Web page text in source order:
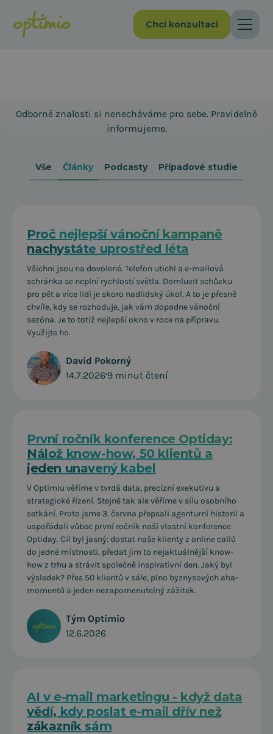
Chci konzultaci
Odborné znalosti si nenecháváme pro sebe. Pravidelně
informujeme.
Vše Články Podcasty Případové studie
Proč nejlepší vánoční kampaně
nachystáte uprostřed léta
Všichni jsou na dovolené. Telefon utichl a e-mailová
schránka se neplní rychlostí světla. Domluvit schůzku
pro pět a více lidí je skoro nadlidský úkol. A to je přesně
chvíle, kdy se rozhoduje, jak vám dopadne vánoční
sezóna. Je to totiž nejlepší okno v roce na přípravu.
Využijte ho.
David Pokorný
14.7.2026•9 minut čtení
První ročník konference Optiday:
Nálož know-how, 50 klientů a
jeden unavený kabel
V Optimiu věříme v tvrdá data, precizní exekutivu a
strategické řízení. Stejně tak ale věříme v sílu osobního
setkání. Proto jsme 3. června přepsali agenturní historii a
uspořádali vůbec první ročník naší vlastní konference
Optiday. Cíl byl jasný: dostat naše klienty z online callů
do jedné místnosti, předat jim to nejaktuálnější know-
how z trhu a strávit společně inspirativní den. Jaký byl
výsledek? Přes 50 klientů v sále, plno byznysových aha-
momentů a jeden nezapomenutelný zážitek.
Tým Optimio
12.6.2026
AI v e-mail marketingu - když data
vědí, kdy poslat e-mail dřív než
zákazník sám